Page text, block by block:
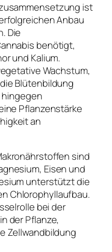
ist
Anbau
Die
benötigt,
und Kalium.
Wachstum,
Blütenbildung
hingegen
Pflanzenstärke
an
sind
Eisen und
unterstützt die
Chlorophyllaufbau.
bei der
der Pflanze,
Zellwandbildung